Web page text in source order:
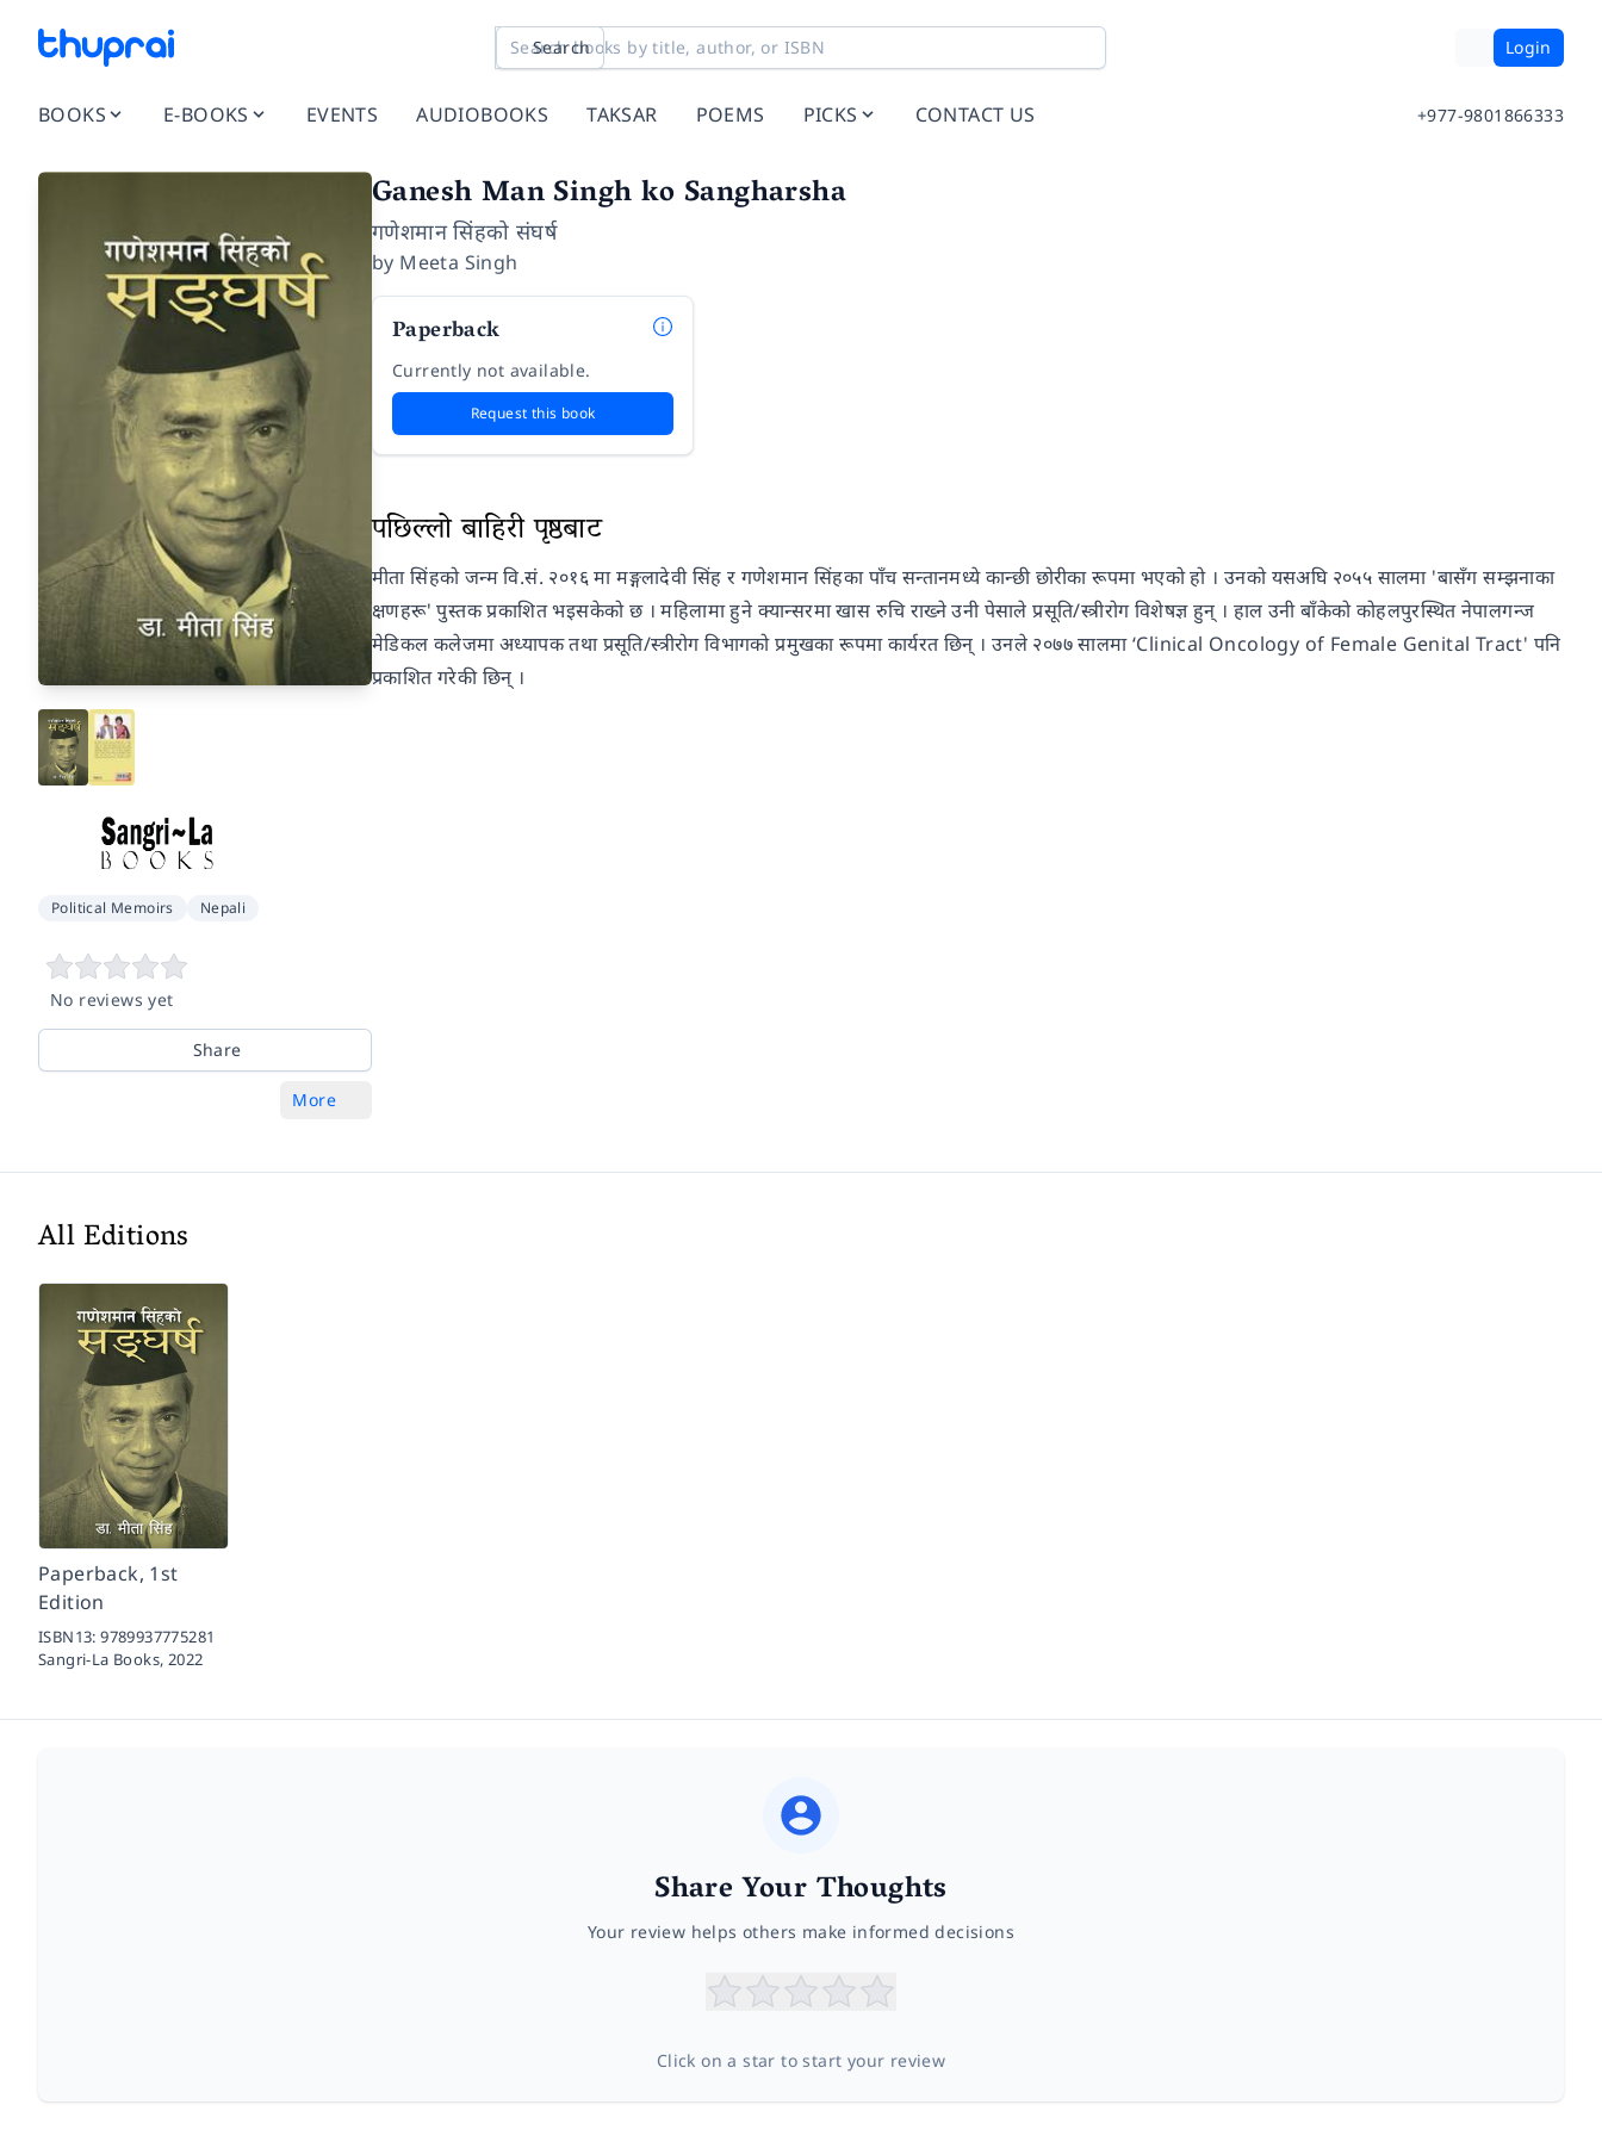
Search Login
BOOKS E-BOOKS EVENTS AUDIOBOOKS TAKSAR POEMS PICKS CONTACT US +977-9801866333
Political Memoirs Nepali
No reviews yet
Share
More
Ganesh Man Singh ko Sangharsha
गणेशमान सिंहको संघर्ष
by Meeta Singh
Paperback
Currently not available.
Request this book
पछिल्लो बाहिरी पृष्ठबाट
मीता सिंहको जन्म वि.सं. २०१६ मा मङ्गलादेवी सिंह र गणेशमान सिंहका पाँच सन्तानमध्ये कान्छी छोरीका रूपमा भएको हो । उनको यसअघि २०५५ सालमा 'बासँग सम्झनाका
क्षणहरू' पुस्तक प्रकाशित भइसकेको छ । महिलामा हुने क्यान्सरमा खास रुचि राख्ने उनी पेसाले प्रसूति/स्त्रीरोग विशेषज्ञ हुन् । हाल उनी बाँकेको कोहलपुरस्थित नेपालगन्ज
मेडिकल कलेजमा अध्यापक तथा प्रसूति/स्त्रीरोग विभागको प्रमुखका रूपमा कार्यरत छिन् । उनले २०७७ सालमा ‘Clinical Oncology of Female Genital Tract' पनि
प्रकाशित गरेकी छिन् ।
All Editions
Paperback, 1st
Edition
ISBN13:9789937775281
Sangri-La Books, 2022
Share Your Thoughts
Your review helps others make informed decisions
Click on a star to start your review